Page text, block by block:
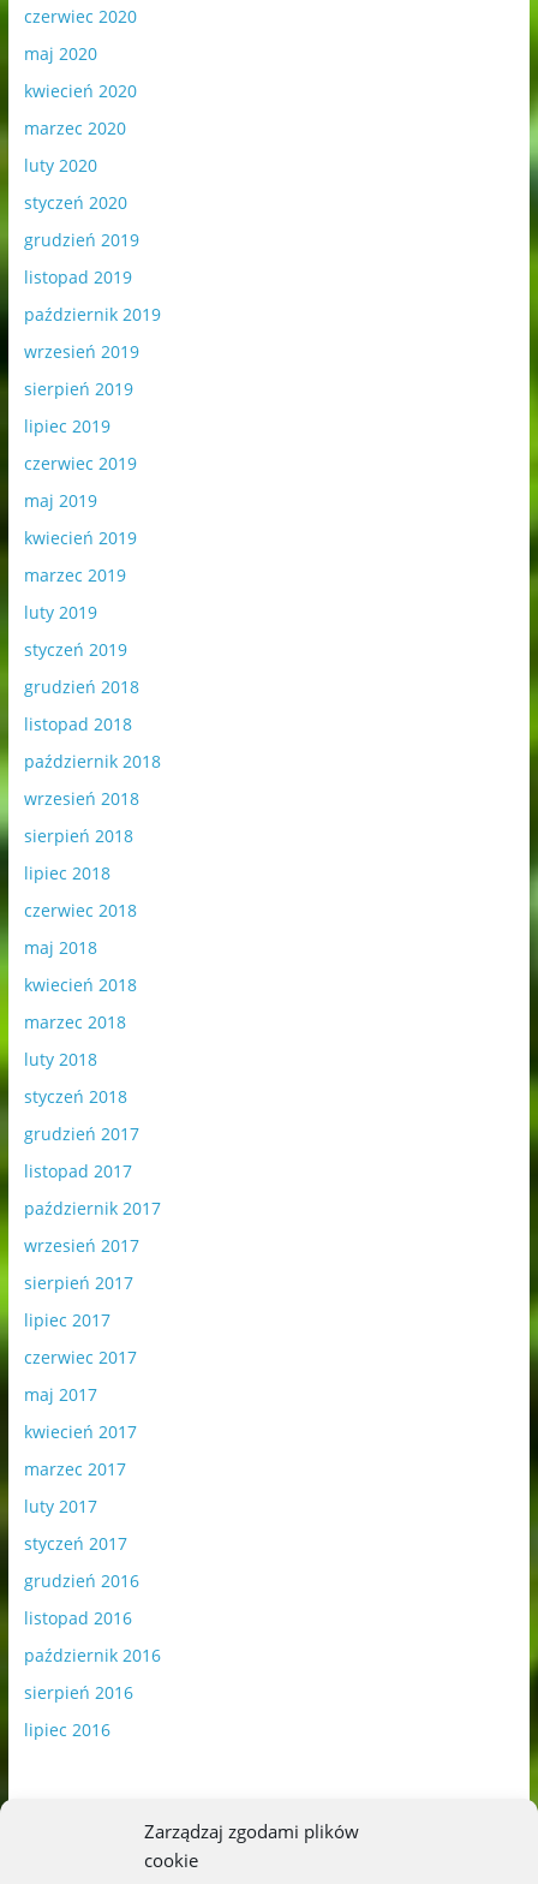
Zarządzaj zgodami plików
cookie
czerwiec 2020
maj 2020
kwiecień 2020
marzec 2020
luty 2020
styczeń 2020
grudzień 2019
listopad 2019
październik 2019
wrzesień 2019
sierpień 2019
lipiec 2019
czerwiec 2019
maj 2019
kwiecień 2019
marzec 2019
luty 2019
styczeń 2019
grudzień 2018
listopad 2018
październik 2018
wrzesień 2018
sierpień 2018
lipiec 2018
czerwiec 2018
maj 2018
kwiecień 2018
marzec 2018
luty 2018
styczeń 2018
grudzień 2017
listopad 2017
październik 2017
wrzesień 2017
sierpień 2017
lipiec 2017
czerwiec 2017
maj 2017
kwiecień 2017
marzec 2017
luty 2017
styczeń 2017
grudzień 2016
listopad 2016
październik 2016
sierpień 2016
lipiec 2016